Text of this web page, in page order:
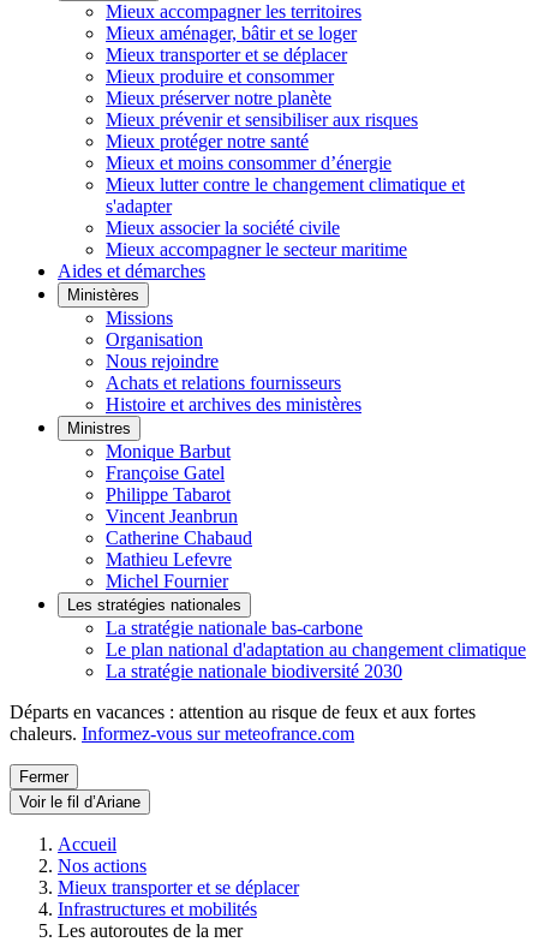
Mieux accompagner les territoires
Mieux aménager, bâtir et se loger
Mieux transporter et se déplacer
Mieux produire et consommer
Mieux préserver notre planète
Mieux prévenir et sensibiliser aux risques
Mieux protéger notre santé
Mieux et moins consommer d’énergie
Mieux lutter contre le changement climatique et
s'adapter
Mieux associer la société civile
Mieux accompagner le secteur maritime
Aides et démarches
Ministères
Missions
Organisation
Nous rejoindre
Achats et relations fournisseurs
Histoire et archives des ministères
Ministres
Monique Barbut
Françoise Gatel
Philippe Tabarot
Vincent Jeanbrun
Catherine Chabaud
Mathieu Lefevre
Michel Fournier
Les stratégies nationales
La stratégie nationale bas-carbone
Le plan national d'adaptation au changement climatique
La stratégie nationale biodiversité 2030
Départs en vacances : attention au risque de feux et aux fortes
chaleurs. Informez-vous sur meteofrance.com
Fermer
Voir le fil d’Ariane
Accueil
Nos actions
Mieux transporter et se déplacer
Infrastructures et mobilités
Les autoroutes de la mer